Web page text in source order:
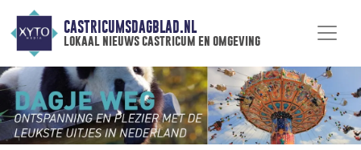
CASTRICUMSDAGBLAD.NL
lokaal nieuws castricum en omgeving